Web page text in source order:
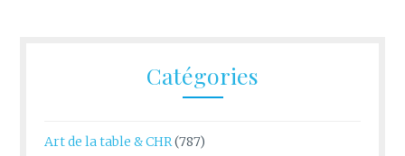
Catégories
Art de la table & CHR(787)